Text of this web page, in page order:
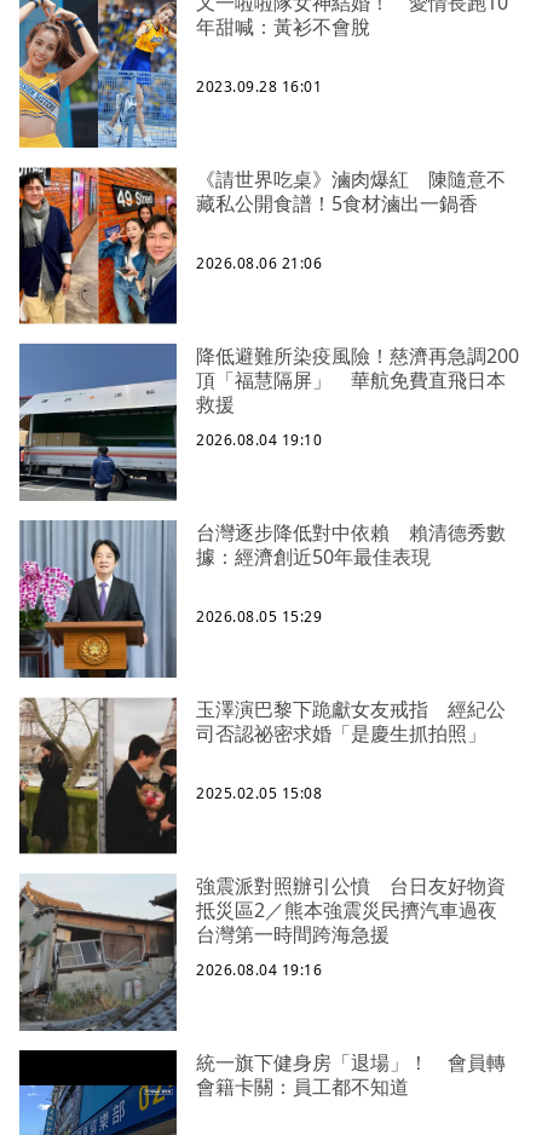
年甜喊：黃衫不會脫
2023.09.28 16:01
《請世界吃桌》滷肉爆紅 陳隨意不
藏私公開食譜！5食材滷出一鍋香
2026.08.06 21:06
降低避難所染疫風險！慈濟再急調200
頂「福慧隔屏」 華航免費直飛日本
救援
2026.08.04 19:10
台灣逐步降低對中依賴 賴清德秀數
據：經濟創近50年最佳表現
2026.08.05 15:29
玉澤演巴黎下跪獻女友戒指 經紀公
司否認祕密求婚「是慶生抓拍照」
2025.02.05 15:08
強震派對照辦引公憤 台日友好物資
抵災區2／熊本強震災民擠汽車過夜
台灣第一時間跨海急援
2026.08.04 19:16
統一旗下健身房「退場」！ 會員轉
會籍卡關：員工都不知道